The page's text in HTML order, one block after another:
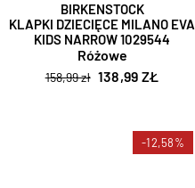
BIRKENSTOCK
KLAPKI DZIECIĘCE MILANO EVA
KIDS NARROW 1029544
Różowe
158,99 zł 138,99 ZŁ
-12,58%